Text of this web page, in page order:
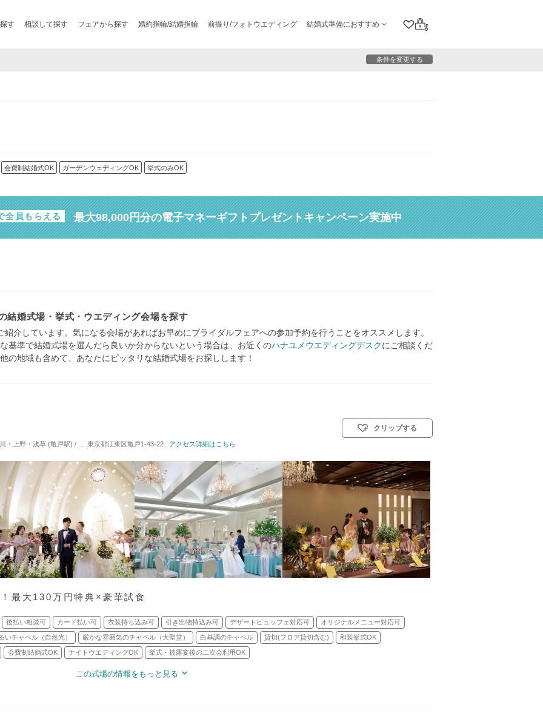
す 相談して探す フェアから探す 婚約指輪/結婚指輪 前撮り/フォトウエディング 結婚式準備におすすめ
クリップリスト
ログイン
条件を変更する
会費制結婚式OK ガーデンウェディングOK 挙式のみOK
全員もらえる 最大98,000円分の電子マネーギフトプレゼントキャンペーン実施中
結婚式場・挙式・ウエディング会場を探す
介しています。気になる会場があればお早めにブライダルフェアへの参加予約を行うことをオススメします。
基準で結婚式場を選んだら良いか分からないという場合は、お近くのハナユメウエディングデスクにご相談くだ
の地域も含めて、あなたにピッタリな結婚式場をお探しします！
草 (亀戸駅) / 式場・ゲストハウス 対応人数: 着席：40名 ～ 250名 挙式スタイル: 教会式(キリスト教式)／神前式／人前式／仏前式／和装人前式
東京都江東区亀戸1-43-22 アクセス詳細はこちら
クリップする
最大130万円特典×豪華試食
後払い相談可 カード払い可 衣装持ち込み可 引き出物持込み可 デザートビュッフェ対応可 オリジナルメニュー対応可
いチャペル（自然光） 厳かな雰囲気のチャペル（大聖堂） 白基調のチャペル 貸切(フロア貸切含む) 和装挙式OK
会費制結婚式OK ナイトウエディングOK 挙式・披露宴後の二次会利用OK
この式場の情報をもっと見る